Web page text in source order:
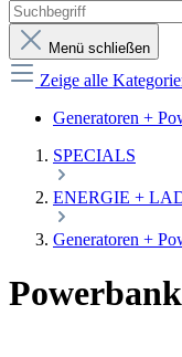
Menü schließen
Zeige alle
Generatoren +
SPECIALS
ENERGIE +
Generatoren +